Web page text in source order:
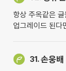
항상 주옥같은
업그레이드 된다
31.손웅배